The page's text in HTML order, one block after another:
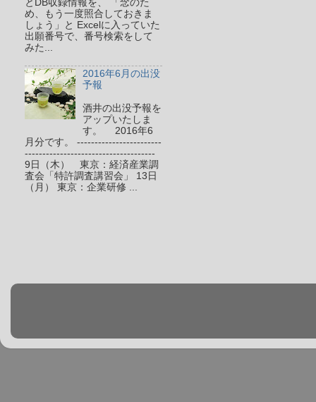
とDB収録情報を、 「念のた
め、もう一度照合しておきま
しょう」と Excelに入っていた
出願番号で、番号検索をして
みた...
2016年6月の出没
予報
酒井の出没予報を
アップいたしま
す。 2016年6
月分です。 ------------------------
-------------------------------------
9日（木） 東京：経済産業調
査会「特許調査講習会」 13日
（月） 東京：企業研修 ...